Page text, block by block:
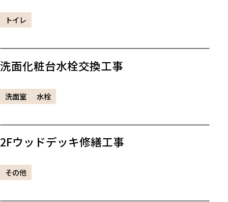
トイレ
洗面化粧台水栓交換工事
洗面室 水栓
2Fウッドデッキ修繕工事
その他